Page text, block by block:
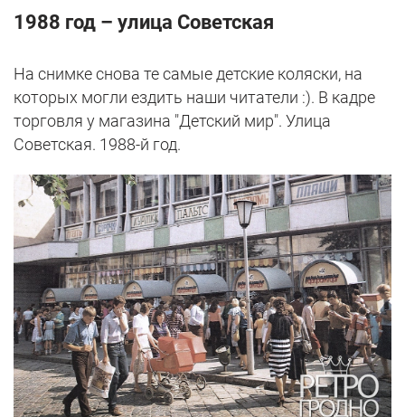
1988 год – улица Советская
На снимке снова те самые детские коляски, на
которых могли ездить наши читатели :). В кадре
торговля у магазина "Детский мир". Улица
Советская. 1988-й год.